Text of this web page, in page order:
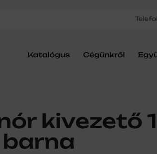
Katalógus Cégünkről
kivezető